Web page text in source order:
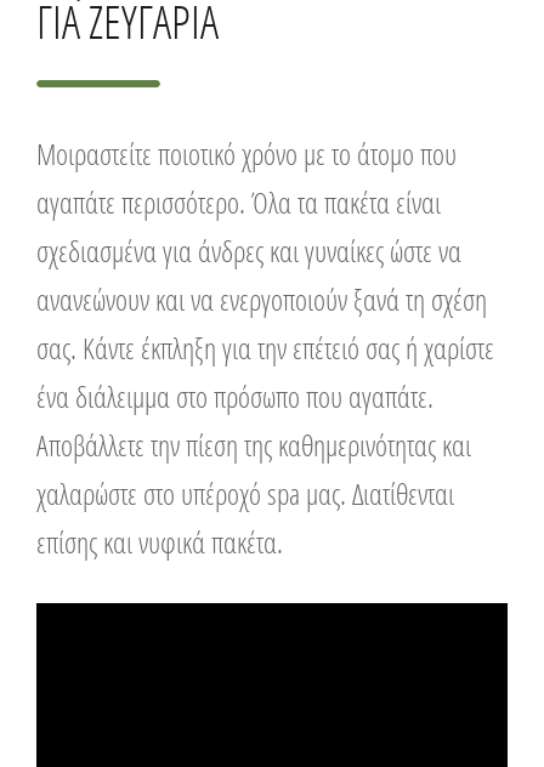
ΓΙΑ ΖΕΥΓΑΡΙΑ
Μοιραστείτε ποιοτικό χρόνο με το άτομο που
αγαπάτε περισσότερο. Όλα τα πακέτα είναι
σχεδιασμένα για άνδρες και γυναίκες ώστε να
ανανεώνουν και να ενεργοποιούν ξανά τη σχέση
σας. Κάντε έκπληξη για την επέτειό σας ή χαρίστε
ένα διάλειμμα στο πρόσωπο που αγαπάτε.
Αποβάλλετε την πίεση της καθημερινότητας και
χαλαρώστε στο υπέροχό spa μας. Διατίθενται
επίσης και νυφικά πακέτα.